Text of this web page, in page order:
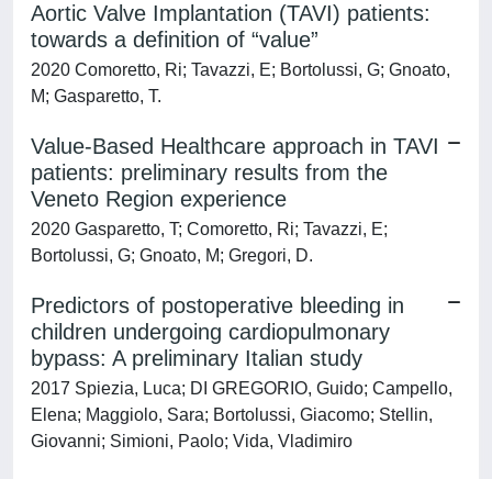
Aortic Valve Implantation (TAVI) patients:
towards a definition of “value”
2020 Comoretto, Ri; Tavazzi, E; Bortolussi, G; Gnoato,
M; Gasparetto, T.
Value-Based Healthcare approach in TAVI
patients: preliminary results from the
Veneto Region experience
2020 Gasparetto, T; Comoretto, Ri; Tavazzi, E;
Bortolussi, G; Gnoato, M; Gregori, D.
Predictors of postoperative bleeding in
children undergoing cardiopulmonary
bypass: A preliminary Italian study
2017 Spiezia, Luca; DI GREGORIO, Guido; Campello,
Elena; Maggiolo, Sara; Bortolussi, Giacomo; Stellin,
Giovanni; Simioni, Paolo; Vida, Vladimiro